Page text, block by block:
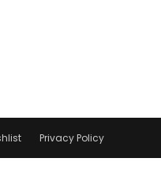
Privacy Policy